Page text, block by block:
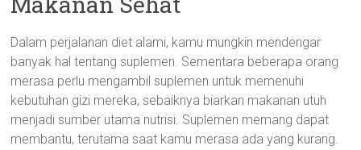
Dalam perjalanan diet alami, kamu mungkin mendengar
banyak hal tentang suplemen. Sementara beberapa orang
merasa perlu mengambil suplemen untuk memenuhi
kebutuhan gizi mereka, sebaiknya biarkan makanan utuh
menjadi sumber utama nutrisi. Suplemen memang dapat
membantu, terutama saat kamu merasa ada yang kurang.